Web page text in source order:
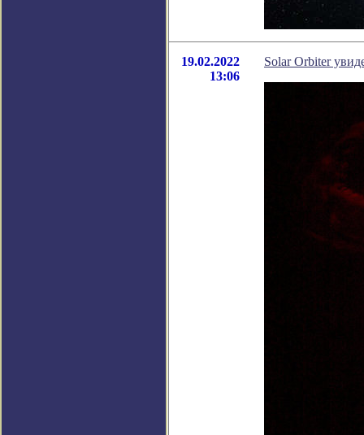
19.02.2022
13:06
Solar Orbiter